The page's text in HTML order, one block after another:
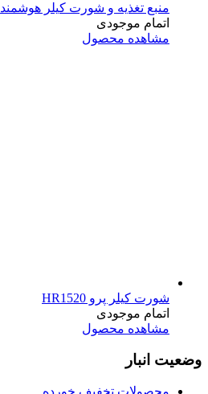
منبع تغذیه و شورت کیلر هوشمند JC Aixun P2408
اتمام موجودی
مشاهده محصول
شورت کیلر پرو HR1520
اتمام موجودی
مشاهده محصول
وضعیت انبار